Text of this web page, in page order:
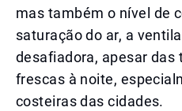
mas também o nível de
saturação do ar, a
desafiadora, apesar
frescas à noite,
costeiras das cidades.